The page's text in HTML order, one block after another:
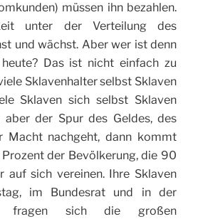
müssen ihn bezahlen.
unter der Verteilung des
und wächst. Aber wer ist denn
Das ist nicht einfach zu
Sklavenhalter selbst Sklaven
Sklaven sich selbst Sklaven
aber der Spur des Geldes, des
Macht nachgeht, dann kommt
der Bevölkerung, die 90
auf sich vereinen. Ihre Sklaven
im Bundesrat und in der
fragen sich die großen